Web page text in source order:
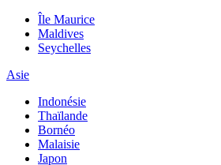
Île Maurice
Maldives
Seychelles
Asie
Indonésie
Thaïlande
Bornéo
Malaisie
Japon